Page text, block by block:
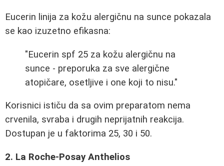
Eucerin linija za kožu alergičnu na sunce pokazala
se kao izuzetno efikasna:
"Eucerin spf 25 za kožu alergičnu na
sunce - preporuka za sve alergične
atopičare, osetljive i one koji to nisu."
Korisnici ističu da sa ovim preparatom nema
crvenila, svraba i drugih neprijatnih reakcija.
Dostupan je u faktorima 25, 30 i 50.
2. La Roche-Posay Anthelios